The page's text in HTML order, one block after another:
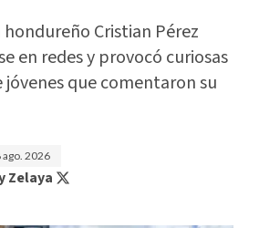
Cristian Pérez
en redes y provocó curiosas
jóvenes que comentaron su
ago. 2026
Zelaya